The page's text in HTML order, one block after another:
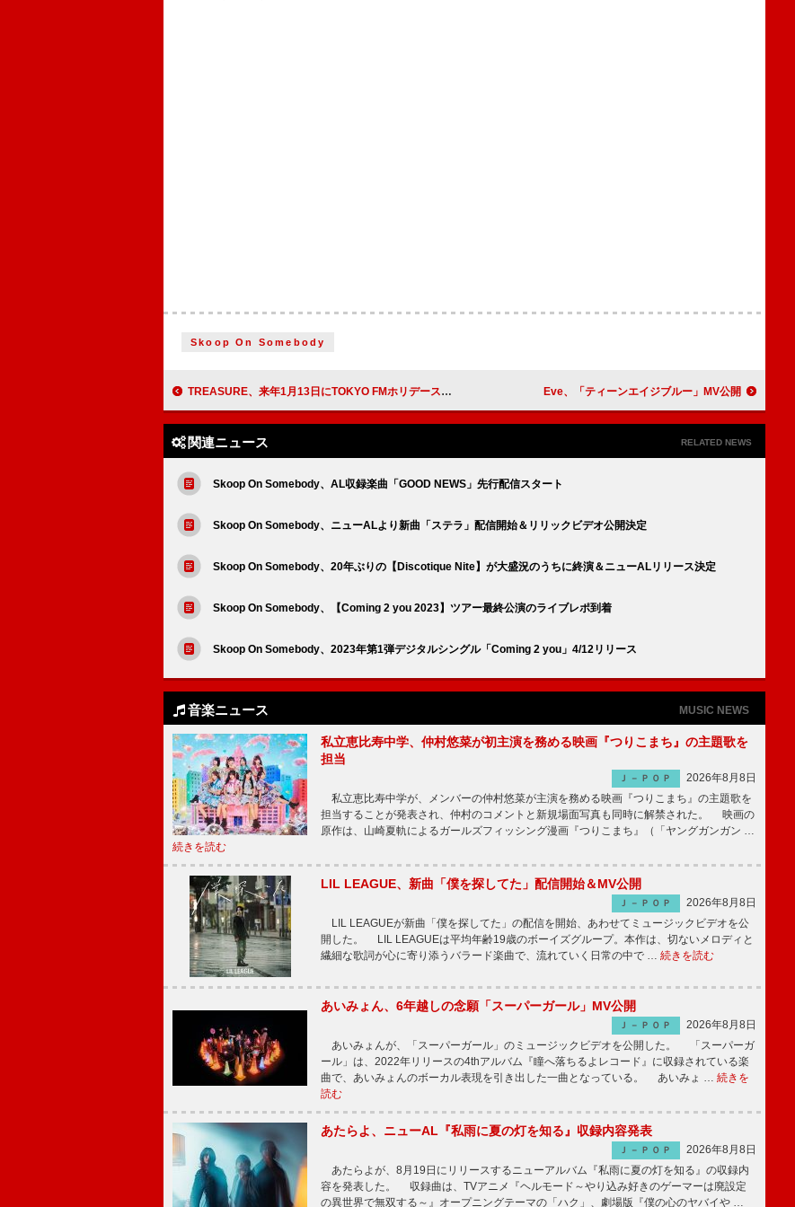
Skoop On Somebody
TREASURE、来年1月13日にTOKYO FMホリデースペシャル『TREASUREのTREASURE MOMENT』放送決定 Eve、「ティーンエイジブルー」MV公開
関連ニュース RELATED NEWS
Skoop On Somebody、AL収録楽曲「GOOD NEWS」先行配信スタート
Skoop On Somebody、ニューALより新曲「ステラ」配信開始＆リリックビデオ公開決定
Skoop On Somebody、20年ぶりの【Discotique Nite】が大盛況のうちに終演＆ニューALリリース決定
Skoop On Somebody、【Coming 2 you 2023】ツアー最終公演のライブレポ到着
Skoop On Somebody、2023年第1弾デジタルシングル「Coming 2 you」4/12リリース
音楽ニュース MUSIC NEWS
私立恵比寿中学、仲村悠菜が初主演を務める映画『つりこまち』の主題歌を
担当
Ｊ－ＰＯＰ
2026年8月8日
私立恵比寿中学が、メンバーの仲村悠菜が主演を務める映画『つりこまち』の主題歌を
担当することが発表され、仲村のコメントと新規場面写真も同時に解禁された。 映画の
原作は、山崎夏軌によるガールズフィッシング漫画『つりこまち』（「ヤングガンガン …
続きを読む
LIL LEAGUE、新曲「僕を探してた」配信開始＆MV公開
Ｊ－ＰＯＰ
2026年8月8日
LIL LEAGUEが新曲「僕を探してた」の配信を開始、あわせてミュージックビデオを公
開した。 LIL LEAGUEは平均年齢19歳のボーイズグループ。本作は、切ないメロディと
繊細な歌詞が心に寄り添うバラード楽曲で、流れていく日常の中で … 続きを読む
あいみょん、6年越しの念願「スーパーガール」MV公開
Ｊ－ＰＯＰ
2026年8月8日
あいみょんが、「スーパーガール」のミュージックビデオを公開した。 「スーパーガ
ール」は、2022年リリースの4thアルバム『瞳へ落ちるよレコード』に収録されている楽
曲で、あいみょんのボーカル表現を引き出した一曲となっている。 あいみょ … 続きを
読む
あたらよ、ニューAL『私雨に夏の灯を知る』収録内容発表
Ｊ－ＰＯＰ
2026年8月8日
あたらよが、8月19日にリリースするニューアルバム『私雨に夏の灯を知る』の収録内
容を発表した。 収録曲は、TVアニメ『ヘルモード～やり込み好きのゲーマーは廃設定
の異世界で無双する～』オープニングテーマの「ハク」、劇場版『僕の心のヤバイや …